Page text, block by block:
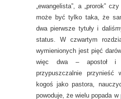
„ewangelista”, a „prorok” czy
może być tylko taka, że
dwa pierwsze tytuły i
status. W czwartym
wymienionych jest pięć
więc dwa – apostoł i
przypuszczalnie przynieść
kogoś jako pastora,
powoduje, że wielu popada